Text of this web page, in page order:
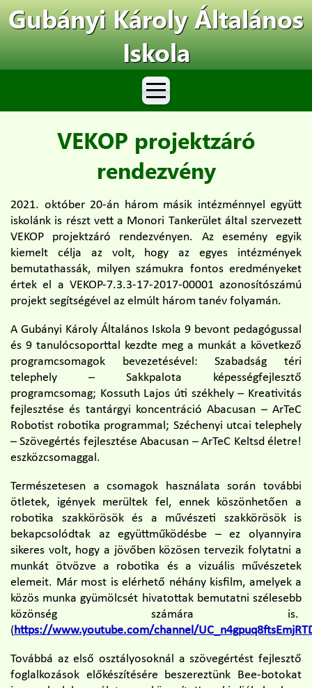
Gubányi Károly Általános
Iskola
VEKOP projektzáró
rendezvény
2021. október 20-án három másik intézménnyel együtt
iskolánk is részt vett a Monori Tankerület által szervezett
VEKOP projektzáró rendezvényen. Az esemény egyik
kiemelt célja az volt, hogy az egyes intézmények
bemutathassák, milyen számukra fontos eredményeket
értek el a VEKOP-7.3.3-17-2017-00001 azonosítószámú
projekt segítségével az elmúlt három tanév folyamán.
A Gubányi Károly Általános Iskola 9 bevont pedagógussal
és 9 tanulócsoporttal kezdte meg a munkát a következő
programcsomagok bevezetésével: Szabadság téri
telephely – Sakkpalota képességfejlesztő
programcsomag; Kossuth Lajos úti székhely – Kreativitás
fejlesztése és tantárgyi koncentráció Abacusan – ArTeC
Robotist robotika programmal; Széchenyi utcai telephely
– Szövegértés fejlesztése Abacusan – ArTeC Keltsd életre!
eszközcsomaggal.
Természetesen a csomagok használata során további
ötletek, igények merültek fel, ennek köszönhetően a
robotika szakkörösök és a művészeti szakkörösök is
bekapcsolódtak az együttműködésbe – ez olyannyira
sikeres volt, hogy a jövőben közösen tervezik folytatni a
munkát ötvözve a robotika és a vizuális művészetek
elemeit. Már most is elérhető néhány kisfilm, amelyek a
közös munka gyümölcsét hivatottak bemutatni szélesebb
közönség számára is.
(https://www.youtube.com/channel/
Továbbá az első osztályosoknál a szövegértést fejlesztő
foglalkozások előkészítésére beszereztünk Bee-botokat